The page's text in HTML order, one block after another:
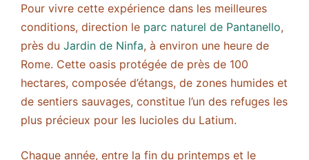
Pour vivre cette expérience dans les meilleures
conditions, direction le parc naturel de Pantanello,
près du Jardin de Ninfa, à environ une heure de
Rome. Cette oasis protégée de près de 100
hectares, composée d’étangs, de zones humides et
de sentiers sauvages, constitue l’un des refuges les
plus précieux pour les lucioles du Latium.
Chaque année, entre la fin du printemps et le